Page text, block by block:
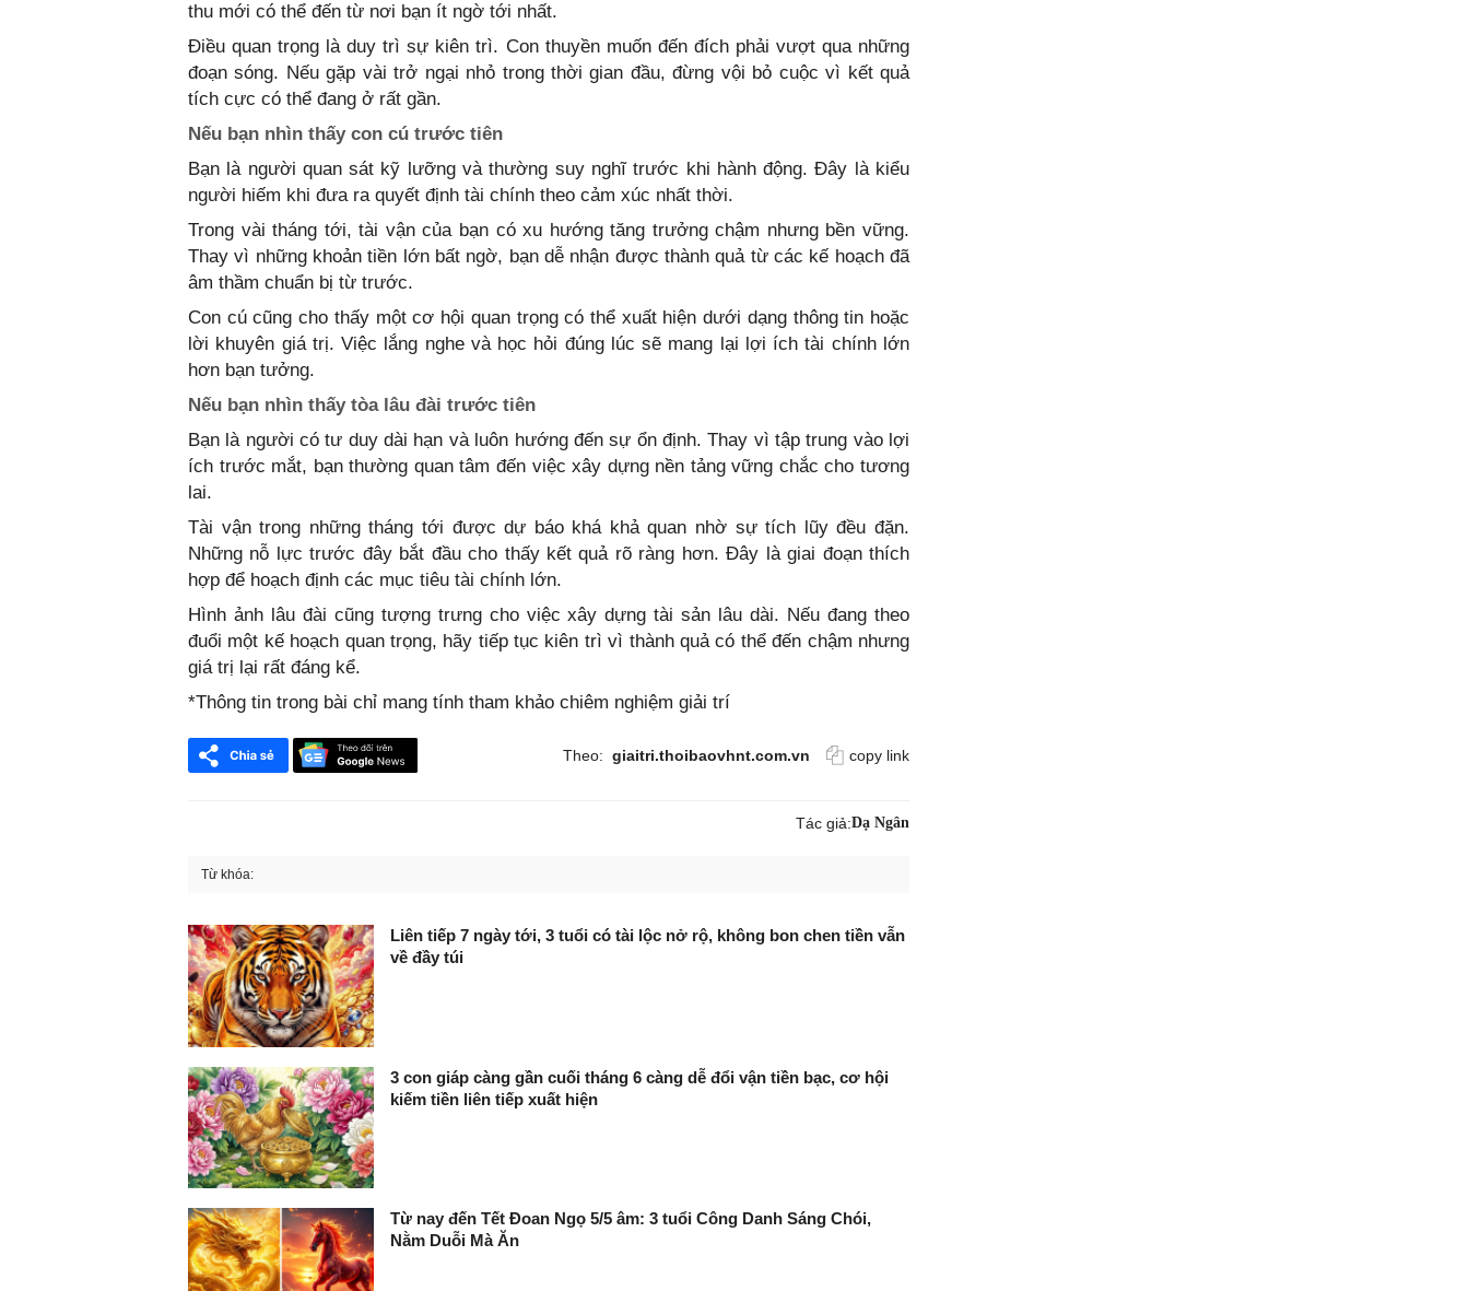
thu mới có thể đến từ nơi bạn ít ngờ tới nhất.
Điều quan trọng là duy trì sự kiên trì. Con thuyền muốn đến đích phải vượt qua những
đoạn sóng. Nếu gặp vài trở ngại nhỏ trong thời gian đầu, đừng vội bỏ cuộc vì kết quả
tích cực có thể đang ở rất gần.
Nếu bạn nhìn thấy con cú trước tiên
Bạn là người quan sát kỹ lưỡng và thường suy nghĩ trước khi hành động. Đây là kiểu
người hiếm khi đưa ra quyết định tài chính theo cảm xúc nhất thời.
Trong vài tháng tới, tài vận của bạn có xu hướng tăng trưởng chậm nhưng bền vững.
Thay vì những khoản tiền lớn bất ngờ, bạn dễ nhận được thành quả từ các kế hoạch đã
âm thầm chuẩn bị từ trước.
Con cú cũng cho thấy một cơ hội quan trọng có thể xuất hiện dưới dạng thông tin hoặc
lời khuyên giá trị. Việc lắng nghe và học hỏi đúng lúc sẽ mang lại lợi ích tài chính lớn
hơn bạn tưởng.
Nếu bạn nhìn thấy tòa lâu đài trước tiên
Bạn là người có tư duy dài hạn và luôn hướng đến sự ổn định. Thay vì tập trung vào lợi
ích trước mắt, bạn thường quan tâm đến việc xây dựng nền tảng vững chắc cho tương
lai.
Tài vận trong những tháng tới được dự báo khá khả quan nhờ sự tích lũy đều đặn.
Những nỗ lực trước đây bắt đầu cho thấy kết quả rõ ràng hơn. Đây là giai đoạn thích
hợp để hoạch định các mục tiêu tài chính lớn.
Hình ảnh lâu đài cũng tượng trưng cho việc xây dựng tài sản lâu dài. Nếu đang theo
đuổi một kế hoạch quan trọng, hãy tiếp tục kiên trì vì thành quả có thể đến chậm nhưng
giá trị lại rất đáng kể.
*Thông tin trong bài chỉ mang tính tham khảo chiêm nghiệm giải trí
Theo: giaitri.thoibaovhnt.com.vn copy link
Tác giả:Dạ Ngân
Từ khóa:
Liên tiếp 7 ngày tới, 3 tuổi có tài lộc nở rộ, không bon chen tiền vẫn
về đầy túi
3 con giáp càng gần cuối tháng 6 càng dễ đổi vận tiền bạc, cơ hội
kiếm tiền liên tiếp xuất hiện
Từ nay đến Tết Đoan Ngọ 5/5 âm: 3 tuổi Công Danh Sáng Chói,
Nằm Duỗi Mà Ăn